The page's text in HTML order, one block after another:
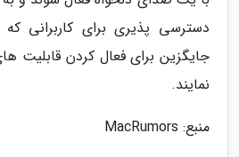
دسترسی پذیری برای کاربرانی
جایگزین برای فعال کردن قابلیت
نمایند.
منبع: MacRumors